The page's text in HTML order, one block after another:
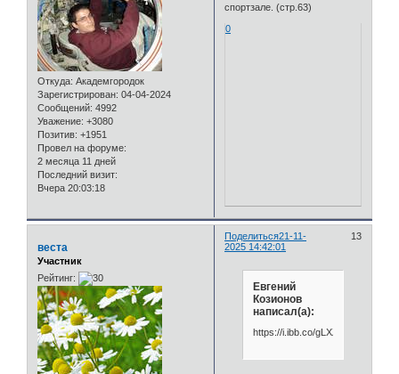
Откуда: Академгородок
Зарегистрирован: 04-04-2024
Сообщений: 4992
Уважение: +3080
Позитив: +1951
Провел на форуме:
2 месяца 11 дней
Последний визит:
Вчера 20:03:18
спортзале. (стр.63)
0
Поделиться 13
21-11-
2025 14:42:01
веста
Участник
Рейтинг:
Евгений
Козионов
написал(а):
https://i.ibb.co/gLXZRPqM/25.jpg